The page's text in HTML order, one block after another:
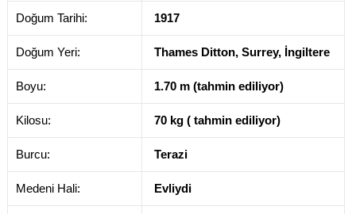
Doğum Tarihi: 1917
Doğum Yeri: Thames Ditton, Surrey, İngiltere
Boyu: 1.70 m (tahmin ediliyor)
Kilosu: 70 kg ( tahmin ediliyor)
Burcu: Terazi
Medeni Hali: Evliydi